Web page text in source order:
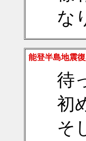
な
能登半島地震
待
初
そ